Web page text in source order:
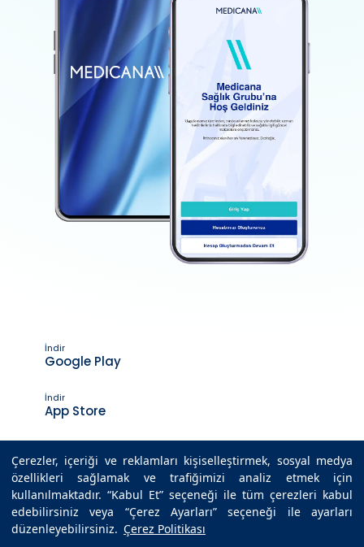
Çerezler, içeriği ve reklamları kişiselleştirmek, sosyal medya
özellikleri sağlamak ve trafiğimizi analiz etmek için
kullanılmaktadır. “Kabul Et” seçeneği ile tüm çerezleri kabul
edebilirsiniz veya “Çerez Ayarları” seçeneği ile ayarları
düzenleyebilirsiniz. Çerez Politikası
İndir
Google Play
İndir
App Store
Son Güncelleme Tarihi : 06.10.2025 12:50